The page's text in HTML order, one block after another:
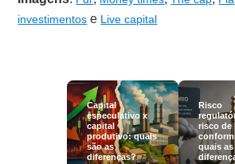
investimentos e Live capital
Capital
especulativo x
capital
produtivo: quais
são as
diferenças?
Risco
risco de
quais as